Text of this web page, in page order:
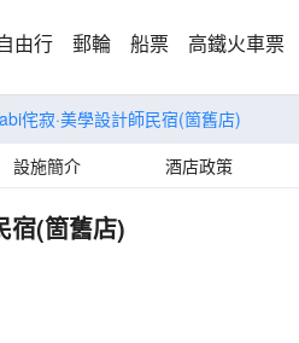
由行 郵輪 船票 高鐵火車票
侘寂·美學設計師民宿(箇舊店)
設施簡介 酒店政策
宿(箇舊店)